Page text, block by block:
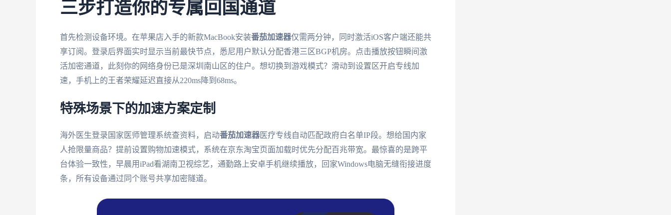
三步打造你的专属回国通道
首先检测设备环境。在苹果店入手的新款MacBook安装番茄加速器仅需两分钟，同时激活iOS客户端还能共
享订阅。登录后界面实时显示当前最快节点，悉尼用户默认分配香港三区BGP机房。点击播放按钮瞬间激
活加密通道，此刻你的网络身份已是深圳南山区的住户。想切换到游戏模式？滑动到设置区开启专线加
速，手机上的王者荣耀延迟直接从220ms降到68ms。
特殊场景下的加速方案定制
海外医生登录国家医师管理系统查资料，启动番茄加速器医疗专线自动匹配政府白名单IP段。想给国内家
人抢限量商品？提前设置购物加速模式，系统在京东淘宝页面加载时优先分配百兆带宽。最惊喜的是跨平
台体验一致性，早晨用iPad看湖南卫视综艺，通勤路上安卓手机继续播放，回家Windows电脑无缝衔接进度
条，所有设备通过同个账号共享加密隧道。